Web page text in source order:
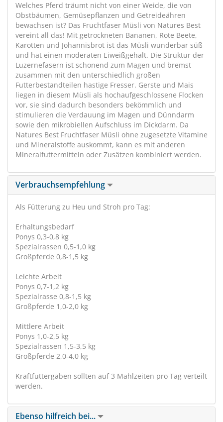
Welches Pferd träumt nicht von einer Weide, die von
Obstbäumen, Gemüsepflanzen und Getreideähren
bewachsen ist? Das Fruchtfaser Müsli von Natures Best
vereint all das! Mit getrockneten Bananen, Rote Beete,
Karotten und Johannisbrot ist das Müsli wunderbar süß
und hat einen moderaten Eiweißgehalt. Die Struktur der
Luzernefasern ist schonend zum Magen und bremst
zusammen mit den unterschiedlich großen
Futterbestandteilen hastige Fresser. Gerste und Mais
liegen in diesem Müsli als hochaufgeschlossene Flocken
vor, sie sind dadurch besonders bekömmlich und
stimulieren die Verdauung im Magen und Dünndarm
sowie den mikrobiellen Aufschluss im Dickdarm. Da
Natures Best Fruchtfaser Müsli ohne zugesetzte Vitamine
und Mineralstoffe auskommt, kann es mit anderen
Mineralfuttermitteln oder Zusätzen kombiniert werden.
Verbrauchsempfehlung
Als Fütterung zu Heu und Stroh pro Tag:
Erhaltungsbedarf
Ponys 0,3-0,8 kg
Spezialrassen 0,5-1,0 kg
Großpferde 0,8-1,5 kg
Leichte Arbeit
Ponys 0,7-1,2 kg
Spezialrasse 0,8-1,5 kg
Großpferde 1,0-2,0 kg
Mittlere Arbeit
Ponys 1,0-2,5 kg
Spezialrassen 1,5-3,5 kg
Großpferde 2,0-4,0 kg
Kraftfuttergaben sollten auf 3 Mahlzeiten pro Tag verteilt
werden.
Ebenso hilfreich bei...